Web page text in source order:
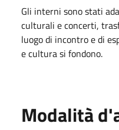
Gli interni sono stati
culturali e concerti,
luogo di incontro e di
e cultura si fondono.
Modalità